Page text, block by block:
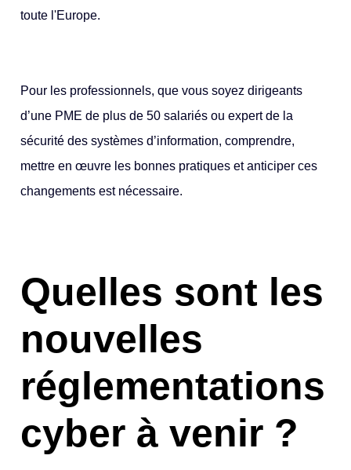
toute l'Europe.
Pour les professionnels, que vous soyez dirigeants
d’une PME de plus de 50 salariés ou expert de la
sécurité des systèmes d’information, comprendre,
mettre en œuvre les bonnes pratiques et anticiper ces
changements est nécessaire.
Quelles sont les
nouvelles
réglementations
cyber à venir ?